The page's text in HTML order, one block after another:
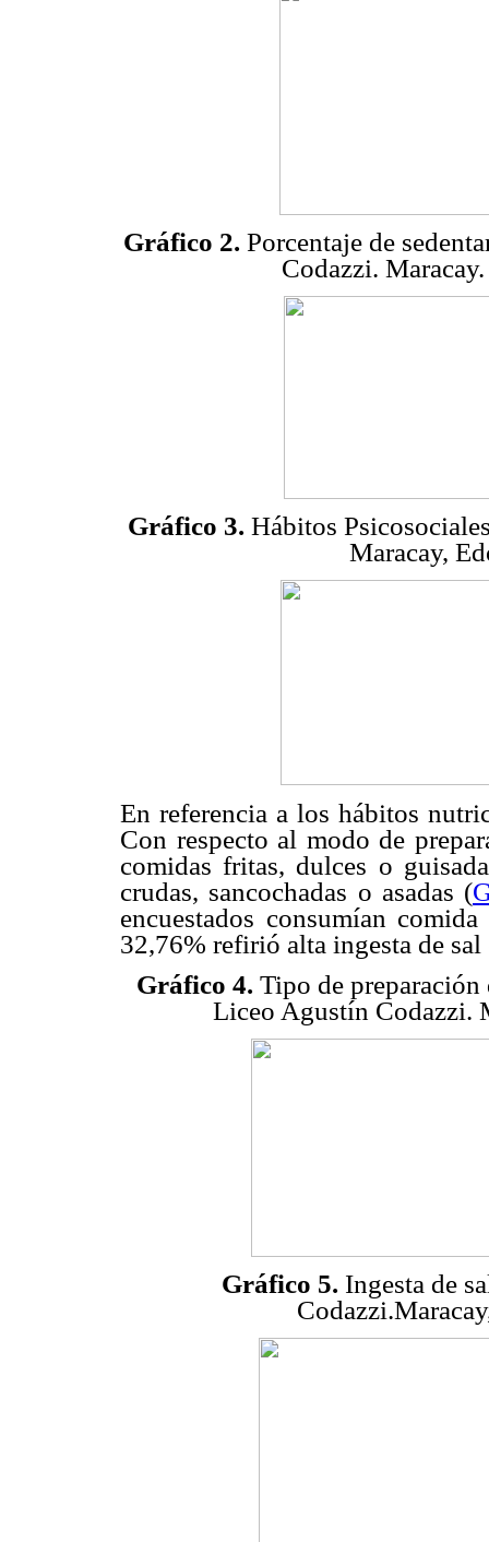
Gráfico 2. Porcentaje de
Codazzi.
Gráfico 3. Hábitos
Maracay,
En referencia a los hábitos
Con respecto al modo de
comidas fritas, dulces o
crudas, sancochadas o asadas (
encuestados consumían
32,76% refirió alta ingesta de sal
Gráfico 4. Tipo de
Liceo Agustín Codazzi.
Gráfico 5. Ingesta de